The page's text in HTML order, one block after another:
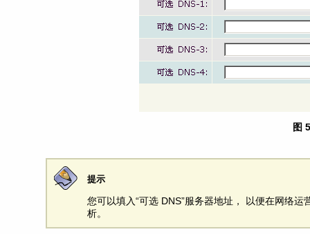
图
提示
您可以填入“可选 DNS”服务器地址， 以便在网络
析。